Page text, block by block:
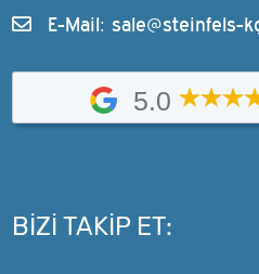
E-Mail: sale@steinfels-
5.0
BIZI TAKIP ET: